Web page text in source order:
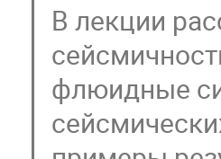
В лекции
флюидные